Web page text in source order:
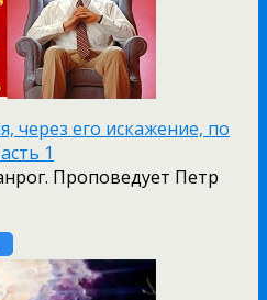
через его искажение, по
1
Проповедует Петр